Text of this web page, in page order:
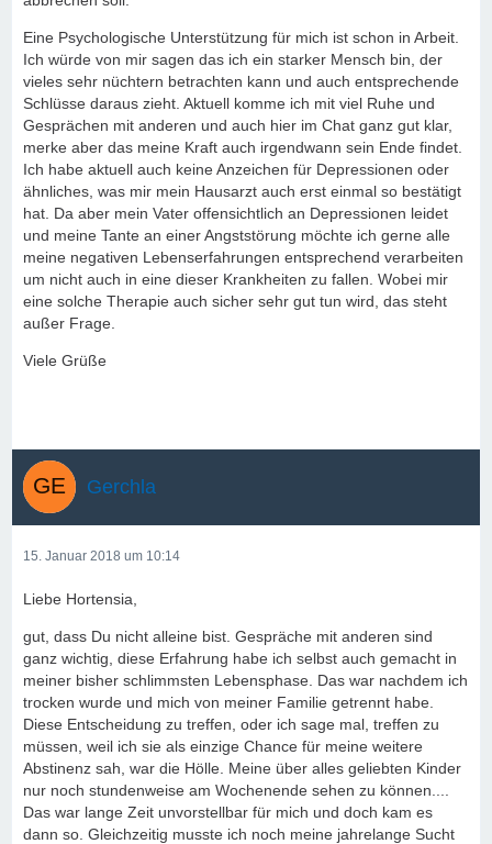
Eine Psychologische Unterstützung für mich ist schon in Arbeit.
Ich würde von mir sagen das ich ein starker Mensch bin, der
vieles sehr nüchtern betrachten kann und auch entsprechende
Schlüsse daraus zieht. Aktuell komme ich mit viel Ruhe und
Gesprächen mit anderen und auch hier im Chat ganz gut klar,
merke aber das meine Kraft auch irgendwann sein Ende findet.
Ich habe aktuell auch keine Anzeichen für Depressionen oder
ähnliches, was mir mein Hausarzt auch erst einmal so bestätigt
hat. Da aber mein Vater offensichtlich an Depressionen leidet
und meine Tante an einer Angststörung möchte ich gerne alle
meine negativen Lebenserfahrungen entsprechend verarbeiten
um nicht auch in eine dieser Krankheiten zu fallen. Wobei mir
eine solche Therapie auch sicher sehr gut tun wird, das steht
außer Frage.
Viele Grüße
Gerchla
15. Januar 2018 um 10:14
Liebe Hortensia,
gut, dass Du nicht alleine bist. Gespräche mit anderen sind
ganz wichtig, diese Erfahrung habe ich selbst auch gemacht in
meiner bisher schlimmsten Lebensphase. Das war nachdem ich
trocken wurde und mich von meiner Familie getrennt habe.
Diese Entscheidung zu treffen, oder ich sage mal, treffen zu
müssen, weil ich sie als einzige Chance für meine weitere
Abstinenz sah, war die Hölle. Meine über alles geliebten Kinder
nur noch stundenweise am Wochenende sehen zu können....
Das war lange Zeit unvorstellbar für mich und doch kam es
dann so. Gleichzeitig musste ich noch meine jahrelange Sucht